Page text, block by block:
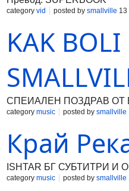
category vid posted by smallville 13
KAK BOLI
СПЕИАЛЕН ПОЗДРАВ ОТ
category music posted by smallville
Край
ISHTAR БГ СУБТИТРИ И
category music posted by smallville